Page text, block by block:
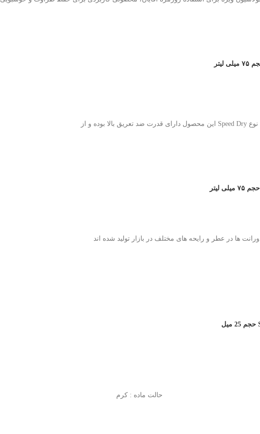
لیتر
ها در عطر و رایحه های مختلف در بازار تولید شده اند
حالت ماده :کرم